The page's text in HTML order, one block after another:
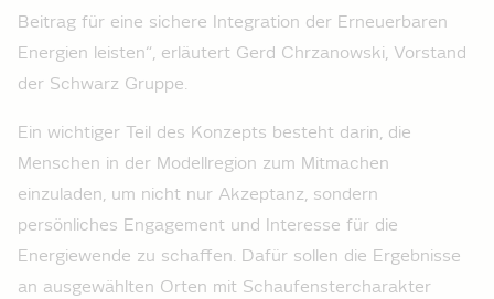
Beitrag für eine sichere Integration der Erneuerbaren
Energien leisten“, erläutert Gerd Chrzanowski, Vorstand
der Schwarz Gruppe.
Ein wichtiger Teil des Konzepts besteht darin, die
Menschen in der Modellregion zum Mitmachen
einzuladen, um nicht nur Akzeptanz, sondern
persönliches Engagement und Interesse für die
Energiewende zu schaffen. Dafür sollen die Ergebnisse
an ausgewählten Orten mit Schaufenstercharakter